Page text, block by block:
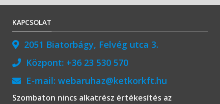
KAPCSOLAT
2051 Biatorbágy, Felvég utca 3.
Központ: +36 23 530 570
E-mail: webaruhaz@ketkorkft.hu
Szombaton nincs alkatrész értékesítés az